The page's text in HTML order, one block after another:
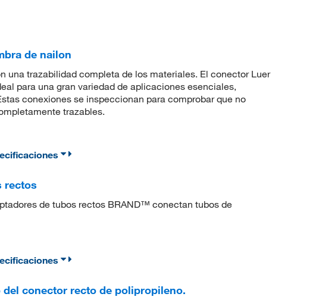
de nailon
una trazabilidad completa de los materiales. El conector Luer
para una gran variedad de aplicaciones esenciales,
conexiones se inspeccionan para comprobar que no
trazables.
rectos
de tubos rectos BRAND™ conectan tubos de
conector recto de polipropileno.